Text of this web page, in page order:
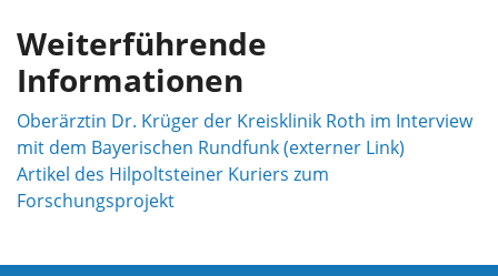
Weiterführende
Informationen
Oberärztin Dr. Krüger der Kreisklinik Roth im Interview
mit dem Bayerischen Rundfunk (externer Link)
Artikel des Hilpoltsteiner Kuriers zum
Forschungsprojekt